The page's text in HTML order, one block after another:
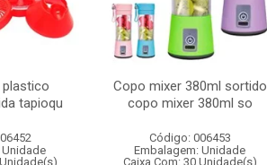
plastico
tapioqu
Copo mixer 380ml sortido
copo mixer 380ml so
Código: 006453
Embalagem: Unidade
Caixa Com: 30 Unidade(s)